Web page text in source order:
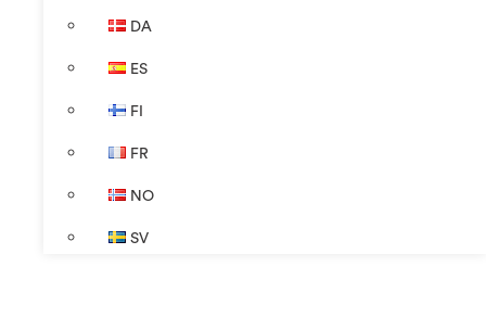
DA
ES
FI
FR
NO
SV